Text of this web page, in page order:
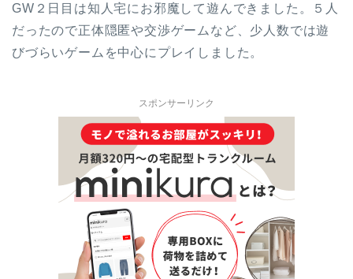
GW２日目は知人宅にお邪魔して遊んできました。５人
だったので正体隠匿や交渉ゲームなど、少人数では遊
びづらいゲームを中心にプレイしました。
スポンサーリンク